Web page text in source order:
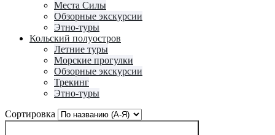
Места Силы
Обзорные экскурсии
Этно-туры
Кольский полуостров
Летние туры
Морские прогулки
Обзорные экскурсии
Трекинг
Этно-туры
Сортировка